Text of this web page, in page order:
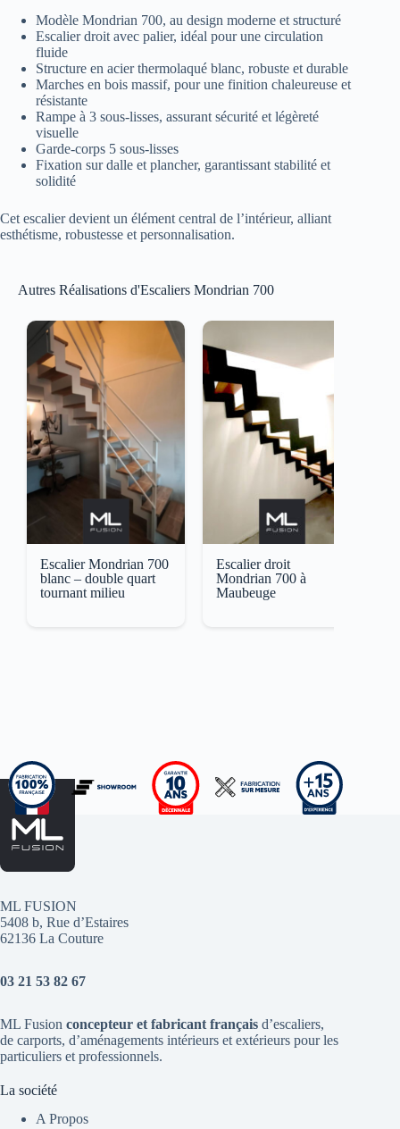
Modèle Mondrian 700, au design moderne et structuré
Escalier droit avec palier, idéal pour une circulation
fluide
Structure en acier thermolaqué blanc, robuste et durable
Marches en bois massif, pour une finition chaleureuse et
résistante
Rampe à 3 sous-lisses, assurant sécurité et légèreté
visuelle
Garde-corps 5 sous-lisses
Fixation sur dalle et plancher, garantissant stabilité et
solidité
Cet escalier devient un élément central de l’intérieur, alliant
esthétisme, robustesse et personnalisation.
Autres Réalisations d'Escaliers Mondrian 700
Escalier Mondrian 700
blanc – double quart
tournant milieu
Escalier droit
Mondrian 700 à
Maubeuge
ML FUSION
5408 b, Rue d’Estaires
62136 La Couture
03 21 53 82 67
ML Fusion concepteur et fabricant français d’escaliers,
de carports, d’aménagements intérieurs et extérieurs pour les
particuliers et professionnels.
La société
A Propos